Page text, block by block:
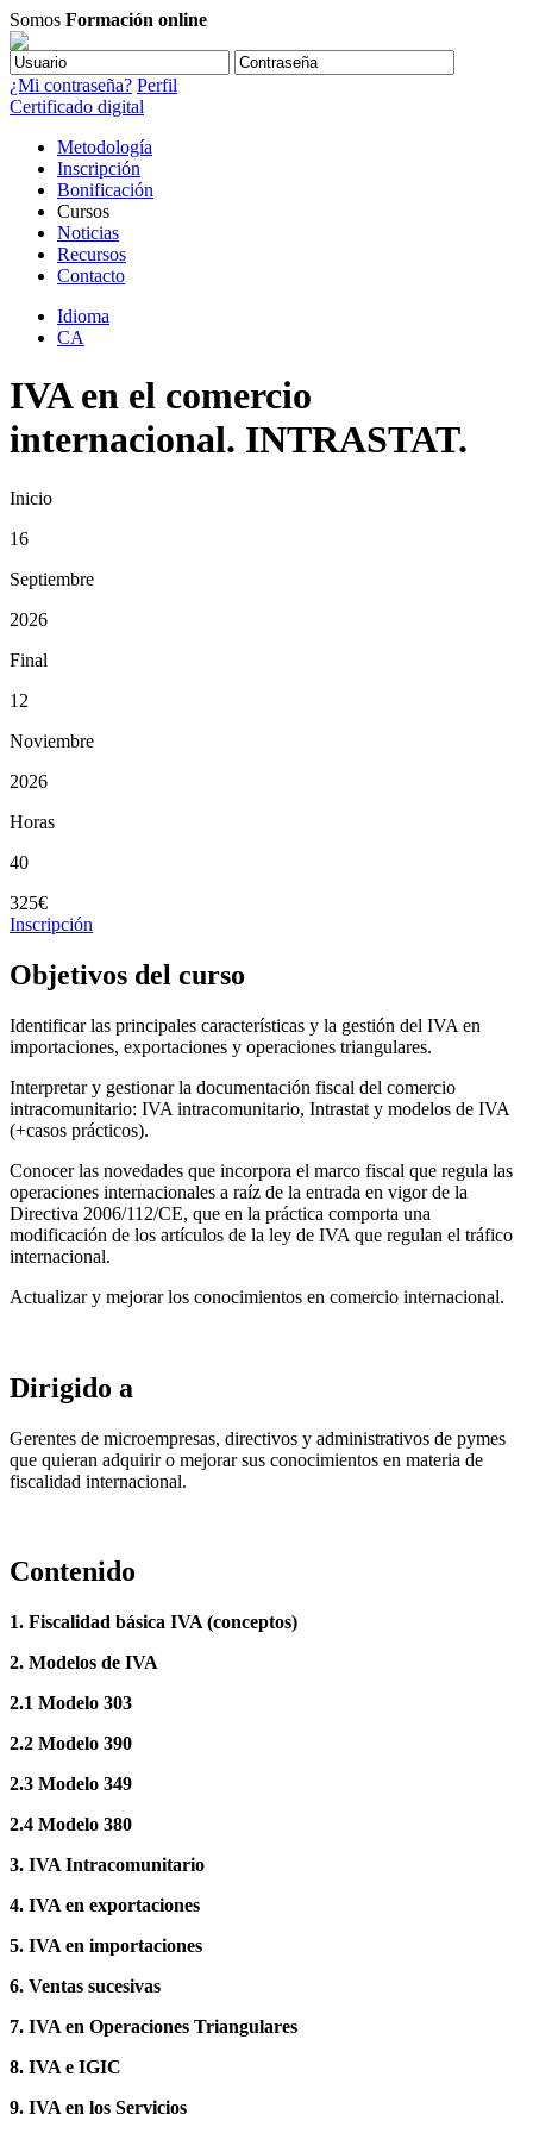
Somos Formación online
¿Mi contraseña? Perfil
Certificado digital
Metodología
Inscripción
Bonificación
Cursos
Noticias
Recursos
Contacto
Idioma
CA
IVA en el comercio
internacional. INTRASTAT.
Inicio
16
Septiembre
2026
Final
12
Noviembre
2026
Horas
40
325€
Inscripción
Objetivos del curso
Identificar las principales características y la gestión del IVA en
importaciones, exportaciones y operaciones triangulares.
Interpretar y gestionar la documentación fiscal del comercio
intracomunitario: IVA intracomunitario, Intrastat y modelos de IVA
(+casos prácticos).
Conocer las novedades que incorpora el marco fiscal que regula las
operaciones internacionales a raíz de la entrada en vigor de la
Directiva 2006/112/CE, que en la práctica comporta una
modificación de los artículos de la ley de IVA que regulan el tráfico
internacional.
Actualizar y mejorar los conocimientos en comercio internacional.
Dirigido a
Gerentes de microempresas, directivos y administrativos de pymes
que quieran adquirir o mejorar sus conocimientos en materia de
fiscalidad internacional.
Contenido
1. Fiscalidad básica IVA (conceptos)
2. Modelos de IVA
2.1 Modelo 303
2.2 Modelo 390
2.3 Modelo 349
2.4 Modelo 380
3. IVA Intracomunitario
4. IVA en exportaciones
5. IVA en importaciones
6. Ventas sucesivas
7. IVA en Operaciones Triangulares
8. IVA e IGIC
9. IVA en los Servicios